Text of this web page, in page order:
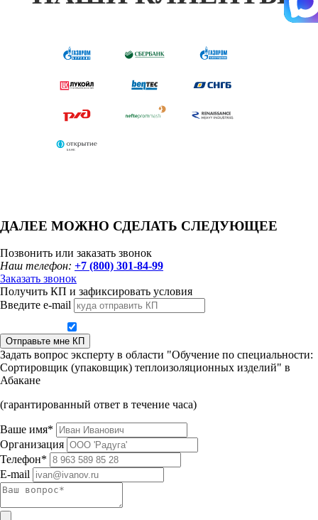
ДАЛЕЕ МОЖНО СДЕЛАТЬ СЛЕДУЮЩЕЕ
Позвонить или заказать звонок
Наш телефон: +7 (800) 301-84-99
Заказать звонок
Получить КП и зафиксировать условия
Введите e-mail
Отправьте мне КП
Задать вопрос эксперту в области "Обучение по специальности:
Сортировщик (упаковщик) теплоизоляционных изделий" в
Абакане
(гарантированный ответ в течение часа)
Ваше имя*
Организация
Телефон*
E-mail